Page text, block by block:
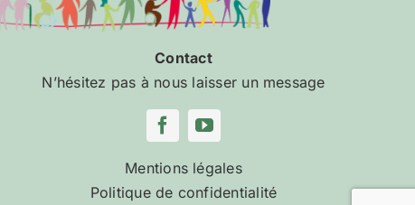
Contact
N’hésitez pas à nous laisser un message
Mentions légales
Politique de confidentialité